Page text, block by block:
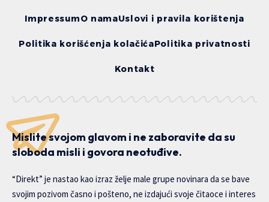
ImpressumO namaUslovi i pravila korištenja
Politika korišćenja kolačićaPolitika privatnosti
Kontakt
Mislite svojom glavom i ne zaboravite da su
sloboda misli i govora neotuđive.
“Direkt” je nastao kao izraz želje male grupe novinara da se bave
svojim pozivom časno i pošteno, ne izdajući svoje čitaoce i interes